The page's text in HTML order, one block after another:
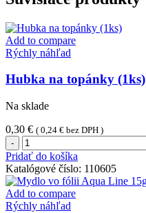
Add to compare
Rýchly náhľad
Hubka na topánky (1ks)
Na sklade
0,30 € ( 0,24 € bez DPH )
množstvo
Hubka
na
topánky
(1ks)
Pridať do košíka
Katalógové číslo: 110605
Add to compare
Rýchly náhľad